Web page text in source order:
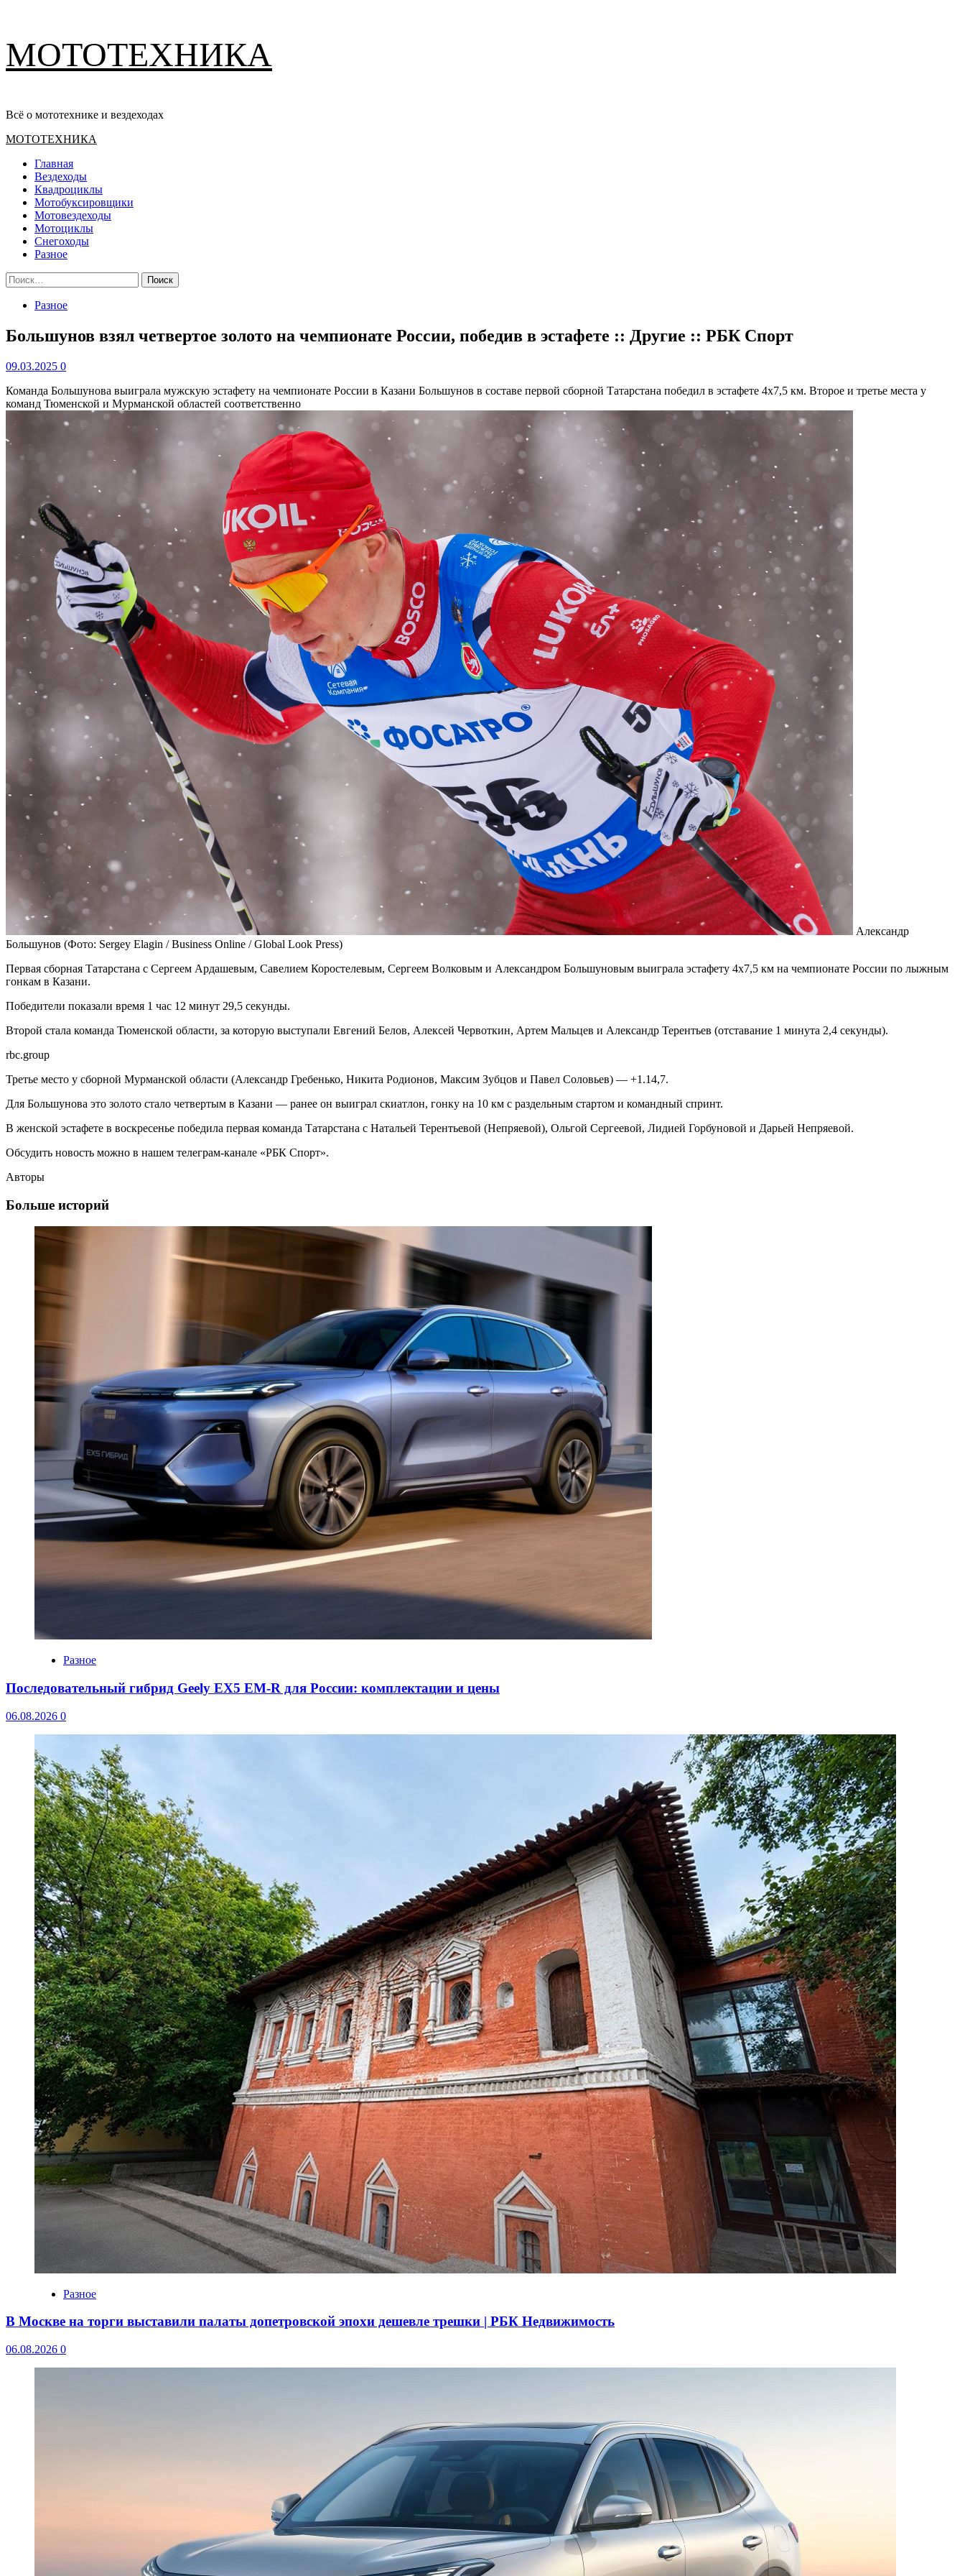
содержимому
МОТОТЕХНИКА
Всё о мототехнике и вездеходах
Основное
МОТОТЕХНИКА
Главная
Вездеходы
Квадроциклы
Мотобуксировщики
Мотовездеходы
Мотоциклы
Снегоходы
Разное
Найти:
Разное
Большунов взял четвертое золото на чемпионате России, победив в эстафете :: Другие :: РБК Спорт
09.03.2025 0
Команда Большунова выиграла мужскую эстафету на чемпионате России в Казани Большунов в составе первой сборной Татарстана победил в эстафете 4х7,5 км. Второе и третье места у
команд Тюменской и Мурманской областей соответственно
Александр
Большунов (Фото: Sergey Elagin / Business Online / Global Look Press)
Первая сборная Татарстана с Сергеем Ардашевым, Савелием Коростелевым, Сергеем Волковым и Александром Большуновым выиграла эстафету 4х7,5 км на чемпионате России по лыжным
гонкам в Казани.
Победители показали время 1 час 12 минут 29,5 секунды.
Второй стала команда Тюменской области, за которую выступали Евгений Белов, Алексей Червоткин, Артем Мальцев и Александр Терентьев (отставание 1 минута 2,4 секунды).
rbc.group
Третье место у сборной Мурманской области (Александр Гребенько, Никита Родионов, Максим Зубцов и Павел Соловьев) — +1.14,7.
Для Большунова это золото стало четвертым в Казани — ранее он выиграл скиатлон, гонку на 10 км с раздельным стартом и командный спринт.
В женской эстафете в воскресенье победила первая команда Татарстана с Натальей Терентьевой (Непряевой), Ольгой Сергеевой, Лидией Горбуновой и Дарьей Непряевой.
Обсудить новость можно в нашем телеграм-канале «РБК Спорт».
Авторы
Больше историй
Разное
Последовательный гибрид Geely EX5 EM-R для России: комплектации и цены
06.08.2026 0
Разное
В Москве на торги выставили палаты допетровской эпохи дешевле трешки | РБК Недвижимость
06.08.2026 0